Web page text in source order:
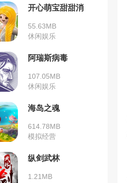
开心萌宝甜甜消
55.63MB
休闲娱乐
阿瑞斯病毒
107.05MB
休闲娱乐
海岛之魂
614.78MB
模拟经营
纵剑武林
1.21MB